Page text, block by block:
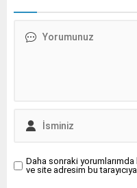
Daha sonraki yorumlarımda
ve site adresim bu